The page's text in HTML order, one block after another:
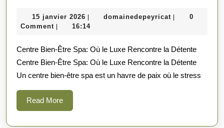
de
au
Centre
Bien-
15 janvier 2026 15
janvier
| domainedepeyricat |
0
Comment | 16:14
Centre Bien-Être Spa: Où le Luxe Rencontre la Détente
Centre Bien-Être Spa: Où le Luxe Rencontre la Détente
Un centre bien-être spa est un havre de paix où le stress
Read MoreRead
More